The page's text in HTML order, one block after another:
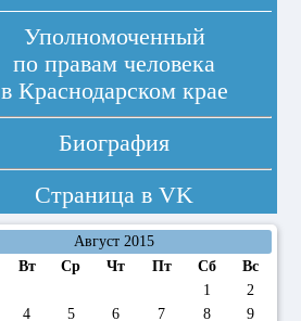
Уполномоченный
по правам человека
в Краснодарском крае
Биография
Страница в VK
Август 2015
Вт Ср Чт Пт Сб
Вс
1
2
4 5 6 7 8 9